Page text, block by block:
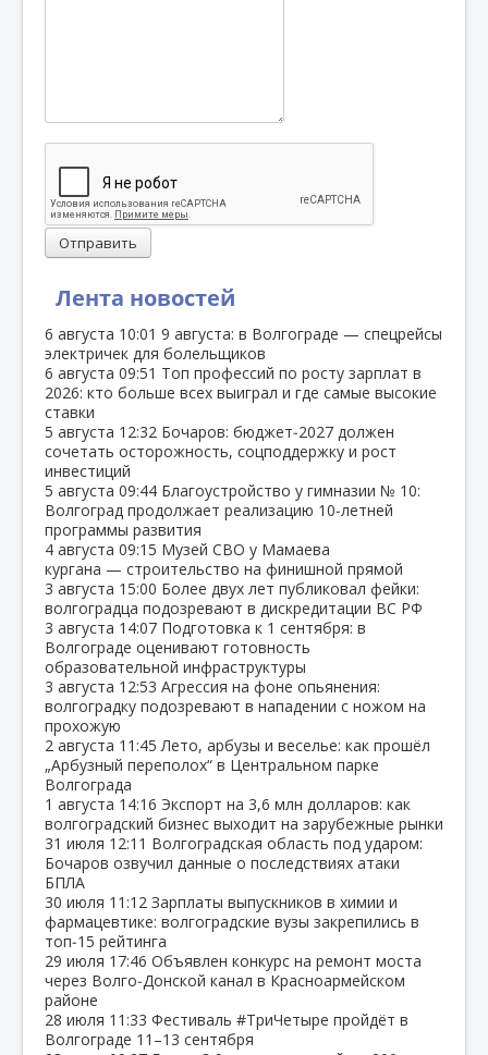
Лента новостей
6 августа 10:01 9 августа: в Волгограде — спецрейсы
электричек для болельщиков
6 августа 09:51 Топ профессий по росту зарплат в
2026: кто больше всех выиграл и где самые высокие
ставки
5 августа 12:32 Бочаров: бюджет‑2027 должен
сочетать осторожность, соцподдержку и рост
инвестиций
5 августа 09:44 Благоустройство у гимназии № 10:
Волгоград продолжает реализацию 10‑летней
программы развития
4 августа 09:15 Музей СВО у Мамаева
кургана — строительство на финишной прямой
3 августа 15:00 Более двух лет публиковал фейки:
волгоградца подозревают в дискредитации ВС РФ
3 августа 14:07 Подготовка к 1 сентября: в
Волгограде оценивают готовность
образовательной инфраструктуры
3 августа 12:53 Агрессия на фоне опьянения:
волгоградку подозревают в нападении с ножом на
прохожую
2 августа 11:45 Лето, арбузы и веселье: как прошёл
„Арбузный переполох“ в Центральном парке
Волгограда
1 августа 14:16 Экспорт на 3,6 млн долларов: как
волгоградский бизнес выходит на зарубежные рынки
31 июля 12:11 Волгоградская область под ударом:
Бочаров озвучил данные о последствиях атаки
БПЛА
30 июля 11:12 Зарплаты выпускников в химии и
фармацевтике: волгоградские вузы закрепились в
топ‑15 рейтинга
29 июля 17:46 Объявлен конкурс на ремонт моста
через Волго‑Донской канал в Красноармейском
районе
28 июля 11:33 Фестиваль #ТриЧетыре пройдёт в
Волгограде 11–13 сентября
Отправить